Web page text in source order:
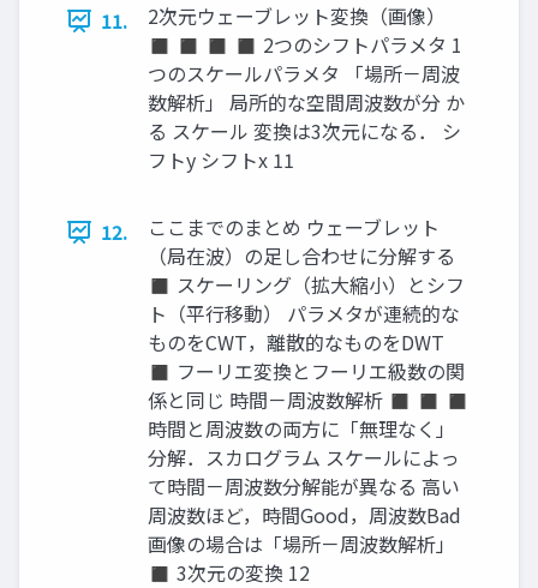
11.
2次元ウェーブレット変換（画像）
◼ ◼ ◼ ◼ 2つのシフトパラメタ 1
つのスケールパラメタ 「場所－周波
数解析」 局所的な空間周波数が分 か
る スケール 変換は3次元になる． シ
フトy シフトx 11
12.
ここまでのまとめ ウェーブレット
（局在波）の足し合わせに分解する
◼ スケーリング（拡大縮小）とシフ
ト（平行移動） パラメタが連続的な
ものをCWT，離散的なものをDWT
◼ フーリエ変換とフーリエ級数の関
係と同じ 時間－周波数解析 ◼ ◼ ◼
時間と周波数の両方に「無理なく」
分解．スカログラム スケールによっ
て時間－周波数分解能が異なる 高い
周波数ほど，時間Good，周波数Bad
画像の場合は「場所－周波数解析」
◼ 3次元の変換 12